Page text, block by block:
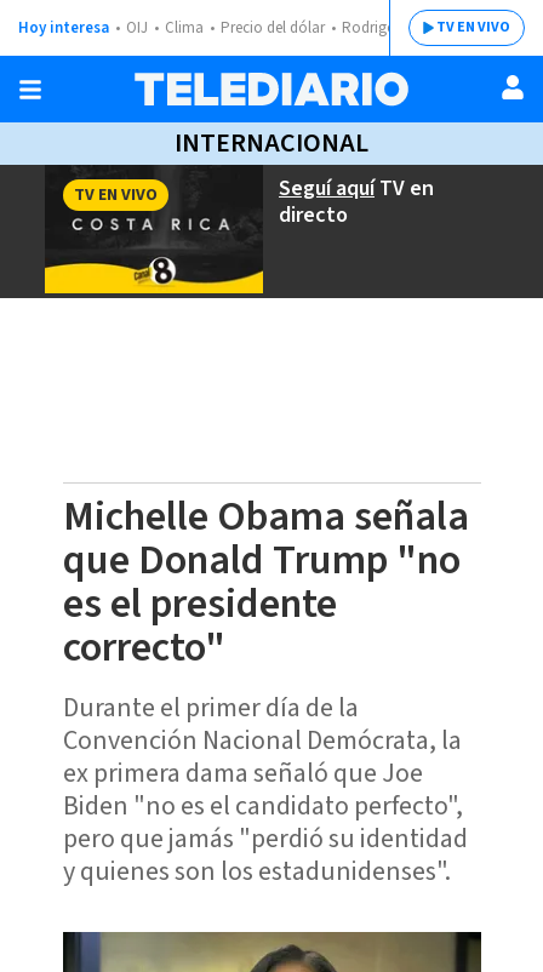
Hoy interesa OIJ Clima Precio del dólar Rodrigo ChavesTV EN VIVO
INTERNACIONAL
Seguí aquíTV en
directo
TV EN VIVO
Michelle Obama señala
que Donald Trump "no
es el presidente
correcto"
Durante el primer día de la
Convención Nacional Demócrata, la
ex primera dama señaló que Joe
Biden "no es el candidato perfecto",
pero que jamás "perdió su identidad
y quienes son los estadunidenses".